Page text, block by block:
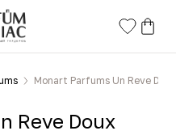
Monart Parfums Un Reve Doux
Reve Doux